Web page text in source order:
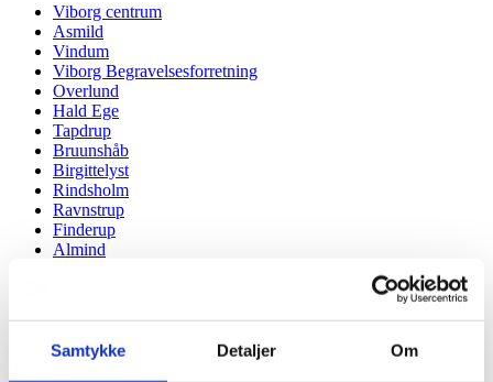
Samtykke Detaljer Om
Viborg centrum
Asmild
Vindum
Viborg Begravelsesforretning
Overlund
Hald Ege
Tapdrup
Bruunshåb
Birgittelyst
Rindsholm
Ravnstrup
Finderup
Almind
Bedemand i Bruunshåb